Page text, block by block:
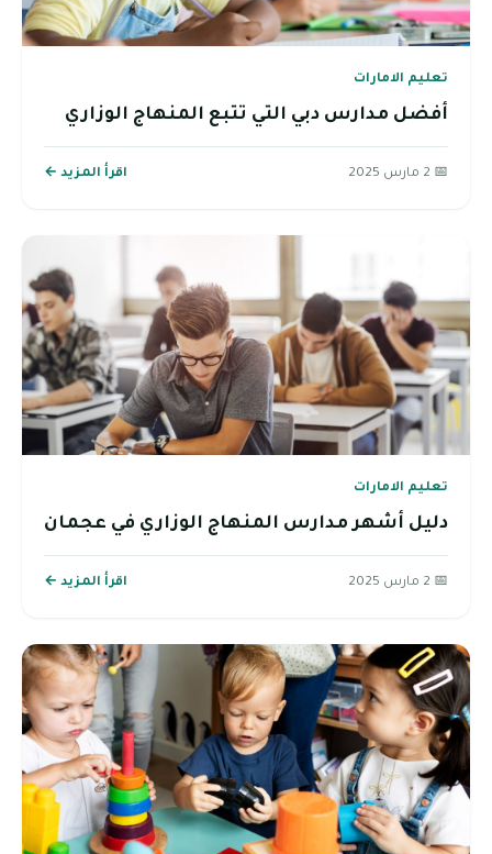
تعليم الامارات
أفضل مدارس دبي التي تتبع المنهاج الوزاري
📅 2 مارس 2025 اقرأ المزيد ←
تعليم الامارات
دليل أشهر مدارس المنهاج الوزاري في عجمان
📅 2 مارس 2025 اقرأ المزيد ←